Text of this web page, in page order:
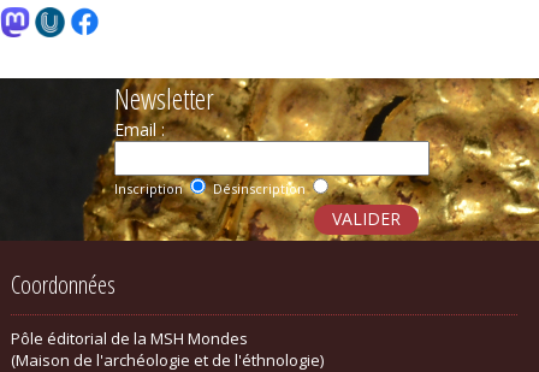
Newsletter
Email :
Inscription Désinscription
Coordonnées
Pôle éditorial de la MSH Mondes
(Maison de l'archéologie et de l'éthnologie)